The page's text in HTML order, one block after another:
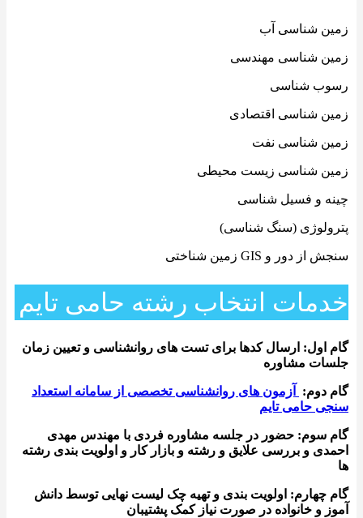
زمین شناسی آب
زمین شناسی مهندسی
رسوب شناسی
زمین شناسی اقتصادی
زمین شناسی نفت
زمین شناسی زیست محیطی
چینه و فسیل شناسی
پترولوژی (سنگ شناسی)
سنجش از دور و GIS زمين شناختی
خدمات انتخاب رشته حامی تایم
گام اول: ارسال کدها برای تست های روانشناسی و تعیین زمان
جلسات مشاوره
گام دوم:
آزمون های روانشناسی تخصصی از سامانه استعداد
سنجی حامی تایم
گام سوم: حضور در جلسه مشاوره فردی با مهندس مهدی
احمدی و بررسی علایق و رشته و بازار کار و اولویت بندی رشته
ها
گام چهارم: اولویت بندی و تهیه چک لیست نهایی توسط دانش
آموز و خانواده در صورت نیاز کمک پشتیبان